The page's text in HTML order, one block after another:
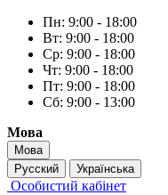
Пн: 9:00 - 18:00
Вт: 9:00 - 18:00
Ср: 9:00 - 18:00
Чт: 9:00 - 18:00
Пт: 9:00 - 18:00
Сб: 9:00 - 13:00
Мова
Мова
Русский
Українська
Особистий кабінет